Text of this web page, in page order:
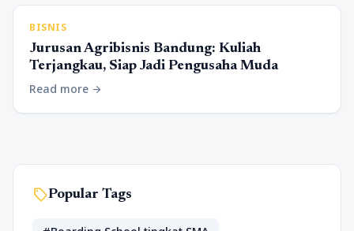
BISNIS
Jurusan Agribisnis Bandung: Kuliah
Terjangkau, Siap Jadi Pengusaha Muda
Read more arrow_forward
sellPopular Tags